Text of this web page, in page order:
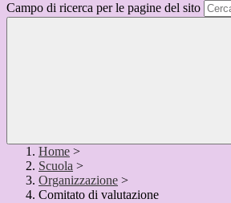
Campo di ricerca per le pagine del sito
Home >
Scuola >
Organizzazione >
Comitato di valutazione